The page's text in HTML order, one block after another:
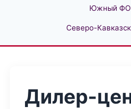
Южный ФО
Северо-
Дилер-